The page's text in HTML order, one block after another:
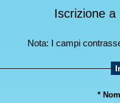
Iscrizione a
Nota: I campi
*